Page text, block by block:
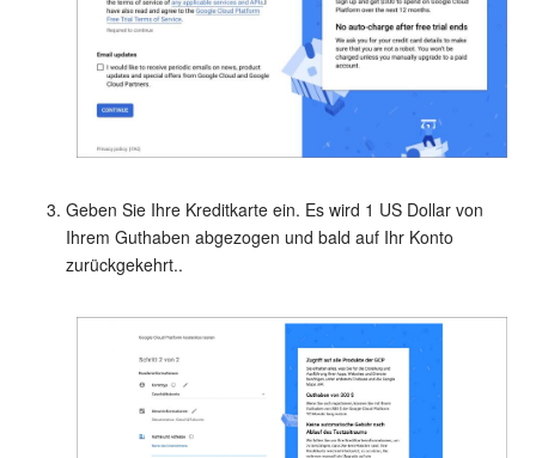
LOGIN
Geben Sie Ihre Kreditkarte ein. Es wird 1 US Dollar von
Ihrem Guthaben abgezogen und bald auf Ihr Konto
zurückgekehrt..